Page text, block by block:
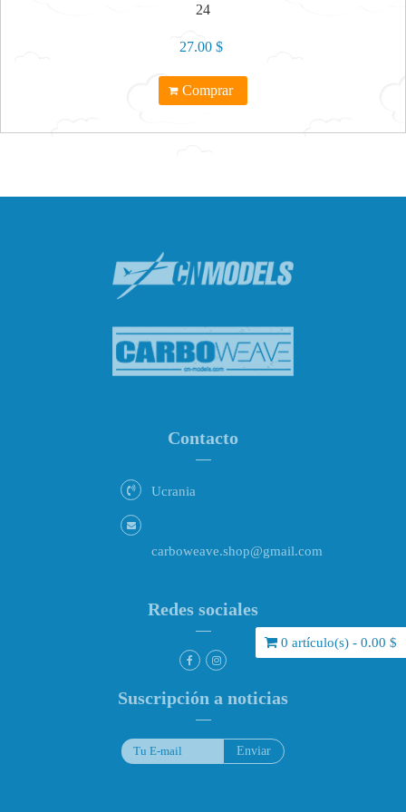
0 artículo(s) - 0.00 $
24
27.00 $
Comprar
Contacto
Ucrania
carboweave.shop@gmail.com
Redes sociales
Suscripción a noticias